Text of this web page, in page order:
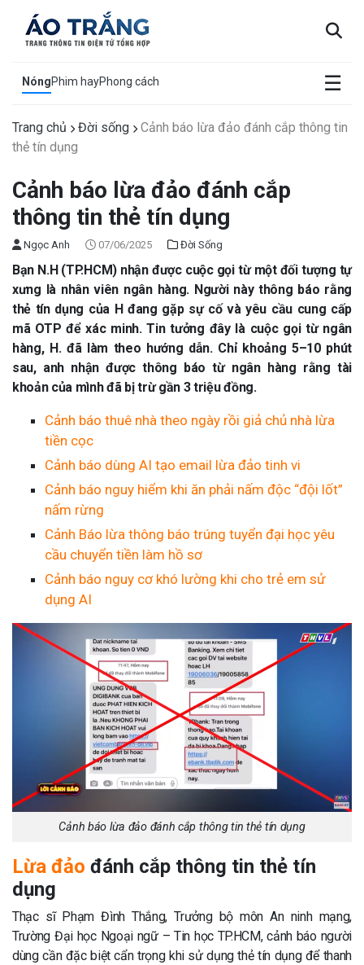
NóngPhim hayPhong cách ☰
×
Trang chủ Đời sống
Cảnh báo lừa đảo đánh cắp thông tin
thẻ tín dụng
Cảnh báo lừa đảo đánh cắp
thông tin thẻ tín dụng
Ngọc Anh 07/06/2025 Đời Sống
Bạn N.H (TP.HCM) nhận được cuộc gọi từ một đối tượng tự
xưng là nhân viên ngân hàng. Người này thông báo rằng
thẻ tín dụng của H đang gặp sự cố và yêu cầu cung cấp
mã OTP để xác minh. Tin tưởng đây là cuộc gọi từ ngân
hàng, H. đã làm theo hướng dẫn. Chỉ khoảng 5–10 phút
sau, anh nhận được thông báo từ ngân hàng rằng tài
khoản của mình đã bị trừ gần 3 triệu đồng.
Cảnh báo thuê nhà theo ngày rồi giả chủ nhà lừa
tiền cọc
Cảnh báo dùng AI tạo email lừa đảo tinh vi
Cảnh báo nguy hiểm khi ăn phải nấm độc “đội lốt”
nấm rừng
Cảnh Báo lừa thông báo trúng tuyển đại học yêu
cầu chuyển tiền làm hồ sơ
Cảnh báo nguy cơ khó lường khi cho trẻ em sử
dụng AI
Cảnh báo lừa đảo đánh cắp thông tin thẻ tín dụng
Lừa đảo đánh cắp thông tin thẻ tín
dụng
Thạc sĩ Phạm Đình Thắng, Trưởng bộ môn An ninh mạng,
Trường Đại học Ngoại ngữ – Tin học TP.HCM, cảnh báo người
dùng cần đặc biệt cẩn trọng khi sử dụng thẻ tín dụng để thanh